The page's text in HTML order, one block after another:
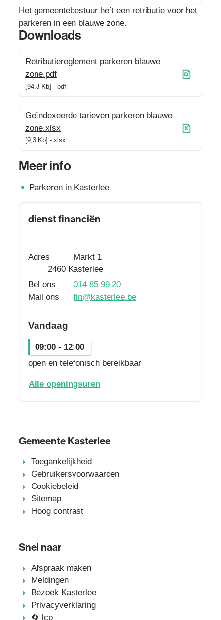
Het gemeentebestuur heft een retributie voor het
parkeren in een blauwe zone.
Downloads
Retributiereglement parkeren blauwe
zone.pdf
94,8 Kb pdf
Geïndexeerde tarieven parkeren blauwe
zone.xlsx
9,3 Kb xlsx
Meer info
Parkeren in Kasterlee
dienst financiën
Adres
Markt 1
,2460 Kasterlee
Bel ons
014 85 99 20
Mail ons
fin@kasterlee.be
Vandaag
09:00 - 12:00
open en telefonisch bereikbaar
Alle openingsurendienst financiën
Gemeente Kasterlee
Toegankelijkheid
Gebruikersvoorwaarden
Cookiebeleid
Sitemap
Hoog contrast
Snel naar
Afspraak maken
Meldingen
Bezoek Kasterlee
Privacyverklaring
lcp